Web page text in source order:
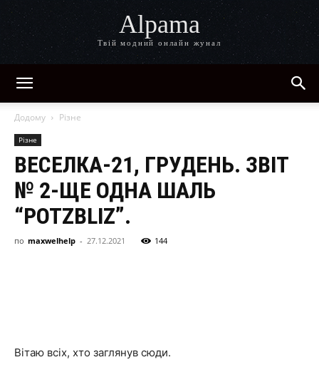
Alpama
Твій модний онлайн жунал
Додому Різне
Різне
ВЕСЕЛКА-21, ГРУДЕНЬ. ЗВІТ
№ 2-ЩЕ ОДНА ШАЛЬ
“POTZBLIZ”.
по maxwelhelp - 27.12.2021 144
Вітаю всіх, хто заглянув сюди.